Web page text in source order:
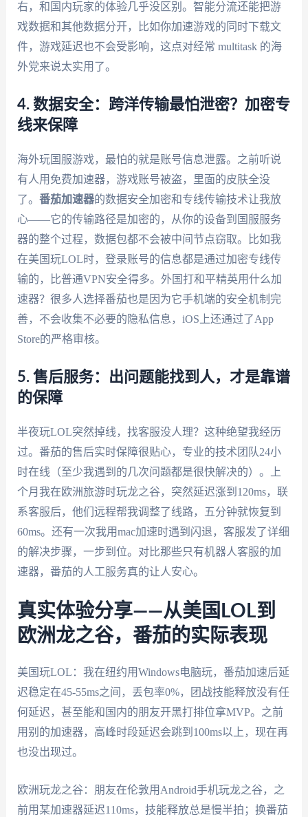
右，和国内玩家的体验几乎没区别。智能分流还能把游
戏数据和其他数据分开，比如你加速游戏的同时下载文
件，游戏延迟也不会受影响，这点对经常 multitask 的海
外党来说太实用了。
4. 数据安全：跨洋传输最怕泄密？加密专
线来保障
海外玩国服游戏，最怕的就是账号信息泄露。之前听说
有人用免费加速器，游戏账号被盗，里面的皮肤全没
了。 番茄加速器的数据安全加密和专线传输技术让我放
心——它的传输路径是加密的，从你的设备到国服服务
器的整个过程，数据包都不会被中间节点窃取。比如我
在美国玩LOL时，登录账号的信息都是通过加密专线传
输的，比普通VPN安全得多。外国打和平精英用什么加
速器？很多人选择番茄也是因为它手机端的安全机制完
善，不会收集不必要的隐私信息，iOS上还通过了App
Store的严格审核。
5. 售后服务：出问题能找到人，才是靠谱
的保障
半夜玩LOL突然掉线，找客服没人理？这种绝望我经历
过。番茄的售后实时保障很贴心，专业的技术团队24小
时在线（至少我遇到的几次问题都是很快解决的）。上
个月我在欧洲旅游时玩龙之谷，突然延迟涨到120ms，联
系客服后，他们远程帮我调整了线路，五分钟就恢复到
60ms。还有一次我用mac加速时遇到闪退，客服发了详细
的解决步骤，一步到位。对比那些只有机器人客服的加
速器，番茄的人工服务真的让人安心。
真实体验分享——从美国LOL到
欧洲龙之谷，番茄的实际表现
美国玩LOL：我在纽约用Windows电脑玩，番茄加速后延
迟稳定在45-55ms之间，丢包率0%，团战技能释放没有任
何延迟，甚至能和国内的朋友开黑打排位拿MVP。之前
用别的加速器，高峰时段延迟会跳到100ms以上，现在再
也没出现过。
欧洲玩龙之谷：朋友在伦敦用Android手机玩龙之谷，之
前用某加速器延迟110ms，技能释放总是慢半拍；换番茄